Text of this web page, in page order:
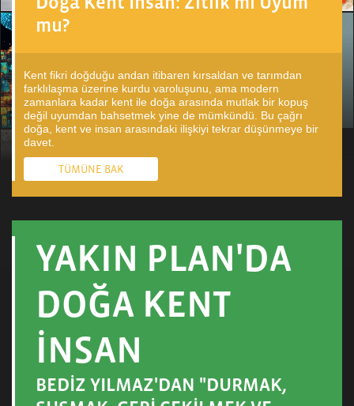
mu?
Kent fikri doğduğu andan itibaren kırsaldan ve tarımdan
farklılaşma üzerine kurdu varoluşunu, ama modern
zamanlara kadar kent ile doğa arasında mutlak bir kopuş
değil uyumdan bahsetmek yine de mümkündü. Bu çağrı
doğa, kent ve insan arasındaki ilişkiyi tekrar düşünmeye bir
davet.
TÜMÜNE BAK
YAKIN PLAN'DA
DOĞA KENT
İNSAN
BEDİZ YILMAZ'DAN "DURMAK,